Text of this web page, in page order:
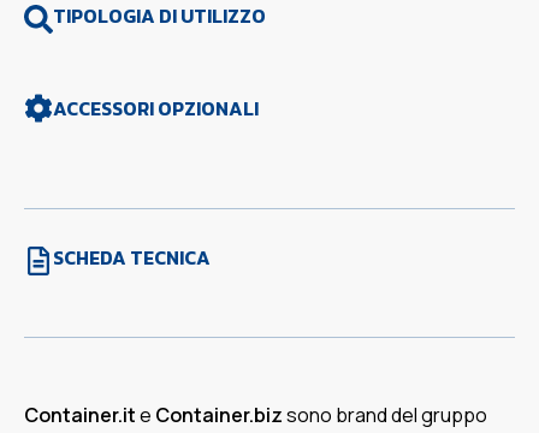
TIPOLOGIA DI UTILIZZO
ACCESSORI OPZIONALI
SCHEDA TECNICA
Container.ite Container.bizsono brand del gruppo